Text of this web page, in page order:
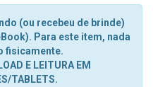
(ou recebeu de brinde)
Para este item, nada
fisicamente.
E LEITURA EM
TABLETS.